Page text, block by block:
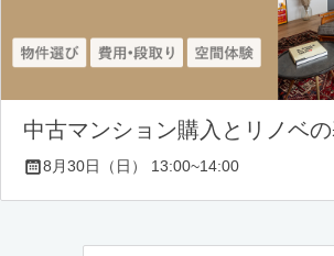
中古マンション購入とリノベ
8月30日（日） 13:00~14:00